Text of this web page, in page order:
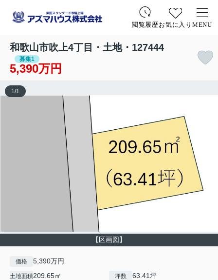
閲覧履歴お気に入り MENU
和歌山市吹上4丁目・土地・127444
募集1
5,390万円
【区画図】
1 /1
価格 5,390万円
土地面積209.65㎡ 坪数 63.41坪